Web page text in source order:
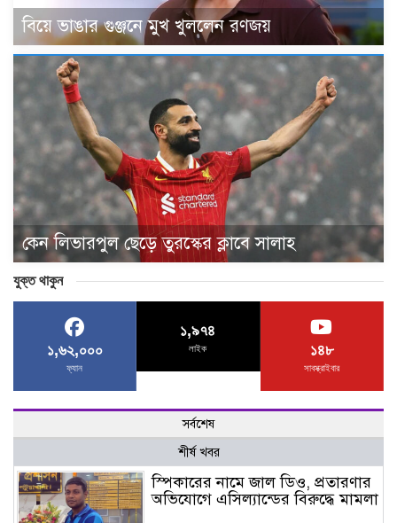
বিয়ে ভাঙার গুঞ্জনে মুখ খুললেন রণজয়
কেন লিভারপুল ছেড়ে তুরস্কের ক্লাবে সালাহ
যুক্ত থাকুন
১,৬২,০০০
ফ্যান
১,৯৭৪
লাইক ১৪৮
সাবস্ক্রাইবার
সর্বশেষ
শীর্ষ খবর
স্পিকারের নামে জাল ডিও, প্রতারণার
অভিযোগে এসিল্যান্ডের বিরুদ্ধে মামলা